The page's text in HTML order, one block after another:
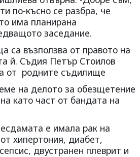
по-късно се разбра, че
има планирана
заседание.
са възползва от правото на
й. Съдия Петър Стоилов
от родните съдилище
на делото за обезщетение
като част от бандата на
е имала рак на
хипертония, диабет,
двустранен плеврит и